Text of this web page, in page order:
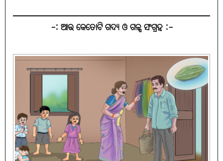
-: ଆଉ କେତୋଟି ଗଦ୍ୟ ଓ ଗଳ୍ପ ସଂଗ୍ରହ :-